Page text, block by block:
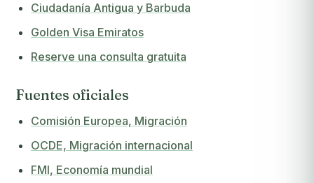
Ciudadanía Antigua y Barbuda
Golden Visa Emiratos
Reserve una consulta gratuita
Fuentes oficiales
Comisión Europea, Migración
OCDE, Migración internacional
FMI, Economía mundial